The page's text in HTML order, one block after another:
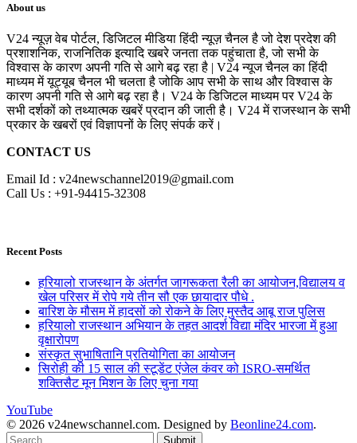
About us
V24 न्यूज़ वेब पोर्टल, डिजिटल मीडिया हिंदी न्यूज़ चैनल है जो देश प्रदेश की
प्रशाशनिक, राजनितिक इत्यादि खबरे जनता तक पहुंचाता है, जो सभी के
विश्वास के कारण अपनी गति से आगे बढ़ रहा है | V24 न्यूज चैनल का हिंदी
माध्यम में यूट्यूब चैनल भी चलता है जोकि आप सभी के साथ और विश्वास के
कारण अपनी गति से आगे बढ़ रहा है। V24 के डिजिटल माध्यम पर V24 के
सभी दर्शकों को तथ्यात्मक खबरें प्रदान की जाती है। V24 में राजस्थान के सभी
प्रकार के खबरों एवं विज्ञापनों के लिए संपर्क करें।
CONTACT US
Email Id : v24newschannel2019@gmail.com
Call Us : +91-94415-32308
Recent Posts
हरियालो राजस्थान के अंतर्गत जागरूकता रैली का आयोजन,विद्यालय व
खेल परिसर में रोपे गये तीन सौ एक छायादार पौधे .
बारिश के मौसम में हादसों को रोकने के लिए मुस्तैद आबू राज पुलिस
हरियालो राजस्थान अभियान के तहत आदर्श विद्या मंदिर भारजा में हुआ
वृक्षारोपण
संस्कृत सुभाषितानि प्रतियोगिता का आयोजन
सिरोही की 15 साल की स्टूडेंट एंजेल कंवर को ISRO-समर्थित
शक्तिसैट मून मिशन के लिए चुना गया
YouTube
© 2026 v24newschannel.com. Designed by Beonline24.com.
Submit